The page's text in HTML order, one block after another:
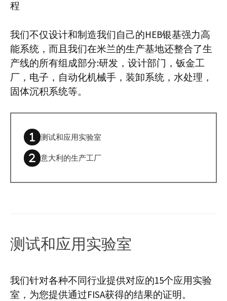
程
我们不仅设计和制造我们自己的HEB银基强力高
能系统，而且我们在米兰的生产基地还整合了生
产线的所有组成部分:研发，设计部门，钣金工
厂，电子，自动化机械手，装卸系统，水处理，
固体沉积系统等。
测试和应用实验室
意大利的生产工厂
测试和应用实验室
我们针对各种不同行业提供对应的15个应用实验
室，为您提供通过FISA获得的结果的证明。